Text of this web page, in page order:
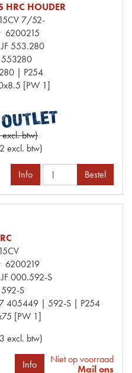
HRC HOUDER
7/52-
6200215
553.280
553280
| P254
[PW 1]
btw)
excl. btw)
Info Bestel
6200219
000.592-S
592-S
405449 | 592-S | P254
[PW 1]
excl. btw)
Info
Niet op voorraad
Mail ons